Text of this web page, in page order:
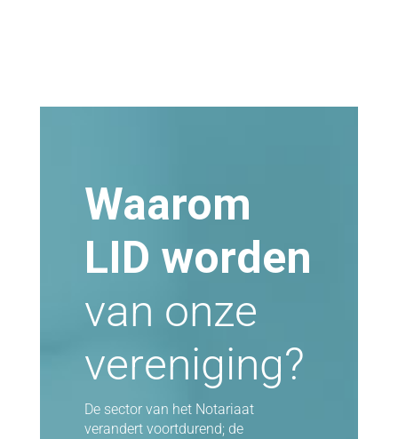
Waarom
LID worden
van onze
vereniging?
De sector van het Notariaat
verandert voortdurend; de